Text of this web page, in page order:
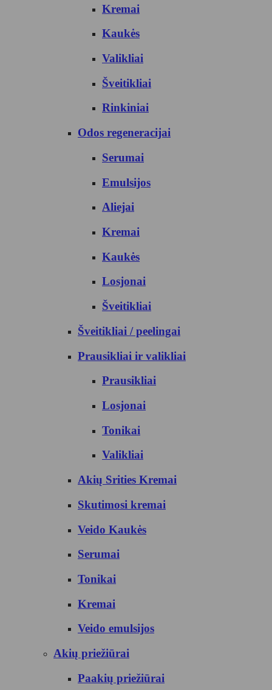
Kremai
Kaukės
Valikliai
Šveitikliai
Rinkiniai
Odos regeneracijai
Serumai
Emulsijos
Aliejai
Kremai
Kaukės
Losjonai
Šveitikliai
Šveitikliai / peelingai
Prausikliai ir valikliai
Prausikliai
Losjonai
Tonikai
Valikliai
Akių Srities Kremai
Skutimosi kremai
Veido Kaukės
Serumai
Tonikai
Kremai
Veido emulsijos
Akių priežiūrai
Paakių priežiūrai